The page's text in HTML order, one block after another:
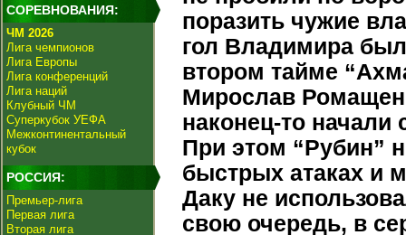
СОРЕВНОВАНИЯ:
ЧМ 2026
Лига чемпионов
Лига Европы
Лига конференций
Лига наций
Клубный ЧМ
Суперкубок УЕФА
Межконтинентальный
кубок
РОССИЯ:
Премьер-лига
Первая лига
Вторая лига
поразить чужие
гол Владимира
втором тайме
Мирослав
наконец-то начали
При этом “Рубин”
быстрых атаках и
Даку не
свою очередь, в